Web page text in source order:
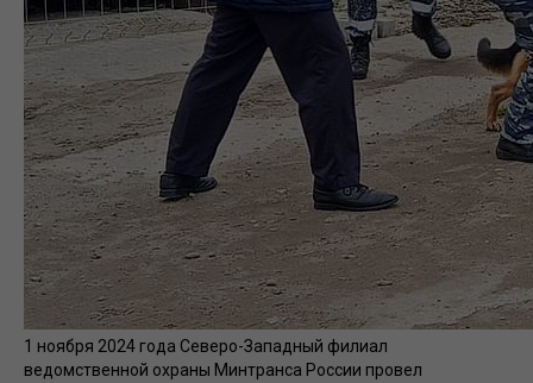
1 ноября 2024 года Северо-Западный филиал
ведомственной охраны Минтранса России провел